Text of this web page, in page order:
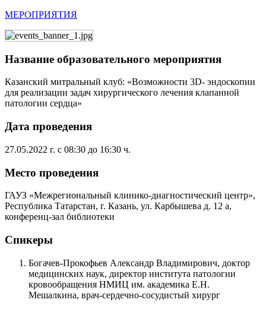
МЕРОПРИЯТИЯ
Название образовательного мероприятия
Казанский митральный клуб: «Возможности 3D- эндоскопии
для реализации задач хирургического лечения клапанной
патологии сердца»
Дата проведения
27.05.2022 г. с 08:30 до 16:30 ч.
Место проведения
ГАУЗ «Межрегиональный клинико-диагностический центр»,
Республика Татарстан, г. Казань, ул. Карбышева д. 12 а,
конференц-зал библиотеки
Спикеры
Богачев-Прокофьев Александр Владимирович, доктор
медицинских наук, директор института патологии
кровообращения НМИЦ им. академика Е.Н.
Мешалкина, врач-сердечно-сосудистый хирург